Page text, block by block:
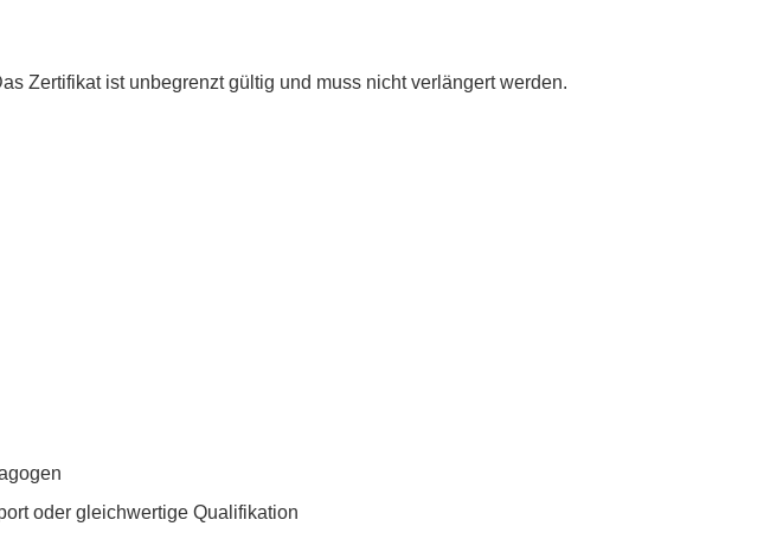
Zertifikat ist unbegrenzt gültig und muss nicht verlängert werden.
oder gleichwertige Qualifikation